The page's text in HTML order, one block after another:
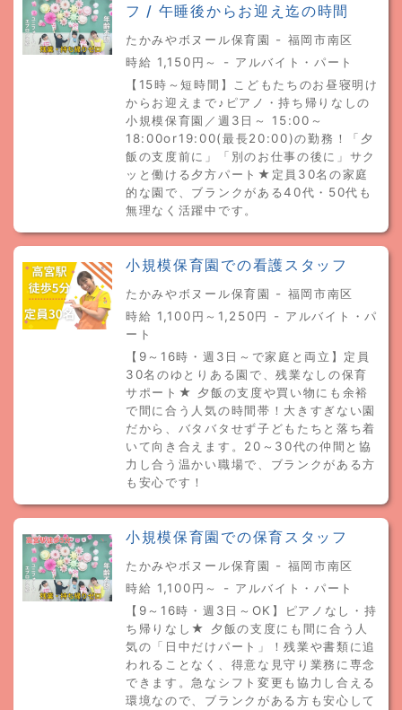
フ / 午睡後からお迎え迄の時間
たかみやボヌール保育園 - 福岡市南区
時給 1,150円～ - アルバイト・パート
【15時～短時間】こどもたちのお昼寝明け
からお迎えまで♪ピアノ・持ち帰りなしの
小規模保育園／週3日～ 15:00～
18:00or19:00(最長20:00)の勤務！「夕
飯の支度前に」「別のお仕事の後に」サク
ッと働ける夕方パート★定員30名の家庭
的な園で、ブランクがある40代・50代も
無理なく活躍中です。
小規模保育園での看護スタッフ
たかみやボヌール保育園 - 福岡市南区
時給 1,100円～1,250円 - アルバイト・パ
ート
【9～16時・週3日～で家庭と両立】定員
30名のゆとりある園で、残業なしの保育
サポート★ 夕飯の支度や買い物にも余裕
で間に合う人気の時間帯！大きすぎない園
だから、バタバタせず子どもたちと落ち着
いて向き合えます。20～30代の仲間と協
力し合う温かい職場で、ブランクがある方
も安心です！
小規模保育園での保育スタッフ
たかみやボヌール保育園 - 福岡市南区
時給 1,100円～ - アルバイト・パート
【9～16時・週3日～OK】ピアノなし・持
ち帰りなし★ 夕飯の支度にも間に合う人
気の「日中だけパート」！残業や書類に追
われることなく、得意な見守り業務に専念
できます。急なシフト変更も協力し合える
環境なので、ブランクがある方も安心して